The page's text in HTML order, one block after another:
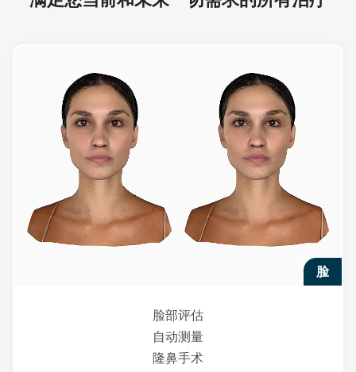
脸
脸部评估
自动测量
隆鼻手术